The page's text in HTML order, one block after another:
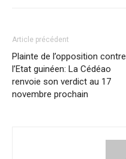
Article précédent
Plainte de l’opposition contre
l’Etat guinéen: La Cédéao
renvoie son verdict au 17
novembre prochain